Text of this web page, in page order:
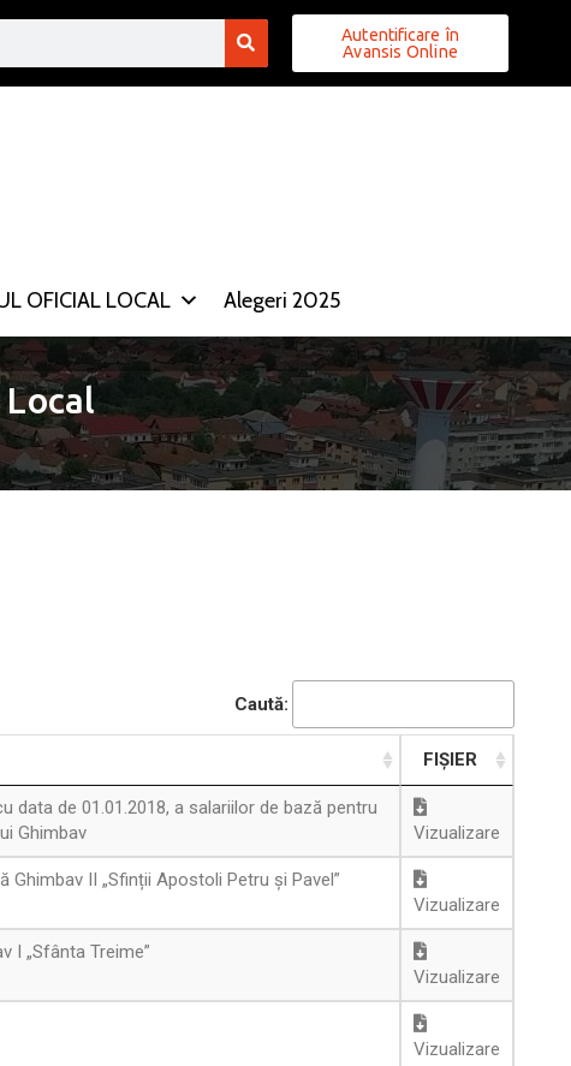
Autentificare în
Avansis Online
OFICIAL LOCAL Alegeri 2025
Caută:
FIȘIER
data de 01.01.2018, a salariilor de bază pentru
Ghimbav
Vizualizare
II „Sfinții Apostoli Petru și Pavel”
Vizualizare
I „Sfânta Treime”
Vizualizare
Vizualizare